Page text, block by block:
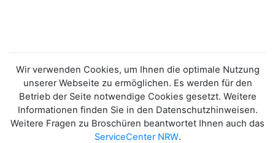
Wir verwenden Cookies, um Ihnen die optimale Nutzung
unserer Webseite zu ermöglichen. Es werden für den
Betrieb der Seite notwendige Cookies gesetzt. Weitere
Informationen finden Sie in den Datenschutzhinweisen.
Weitere Fragen zu Broschüren beantwortet Ihnen auch das
ServiceCenter NRW.